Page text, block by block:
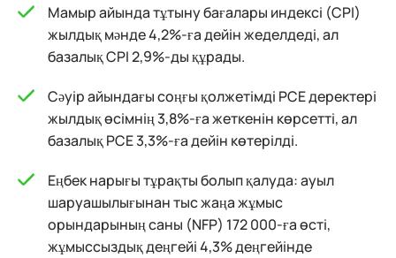
Мамыр айында тұтыну бағалары индексі (CPI)
жылдық мәнде 4,2%-ға дейін жеделдеді, ал
базалық CPI 2,9%-ды құрады.
Сәуір айындағы соңғы қолжетімді PCE деректері
жылдық өсімнің 3,8%-ға жеткенін көрсетті, ал
базалық PCE 3,3%-ға дейін көтерілді.
Еңбек нарығы тұрақты болып қалуда: ауыл
шаруашылығынан тыс жаңа жұмыс
орындарының саны (NFP) 172 000-ға өсті,
жұмыссыздық деңгейі 4,3% деңгейінде